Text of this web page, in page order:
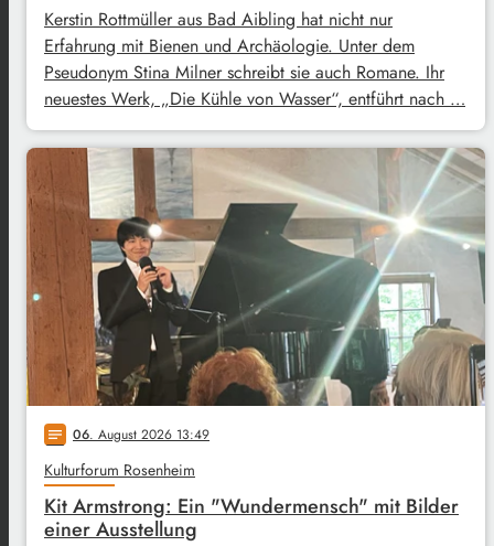
Kerstin Rottmüller aus Bad Aibling hat nicht nur
Erfahrung mit Bienen und Archäologie. Unter dem
Pseudonym Stina Milner schreibt sie auch Romane. Ihr
neuestes Werk, „Die Kühle von Wasser“, entführt nach …
notes 06. August 2026 13:49
Kulturforum Rosenheim
Kit Armstrong: Ein "Wundermensch" mit Bilder
einer Ausstellung